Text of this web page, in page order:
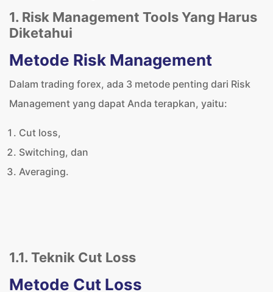
1. Risk Management Tools Yang Harus
Diketahui
Metode Risk Management
Dalam trading forex, ada 3 metode penting dari Risk
Management yang dapat Anda terapkan, yaitu:
Cut loss,
Switching, dan
Averaging.
1.1. Teknik Cut Loss
Metode Cut Loss